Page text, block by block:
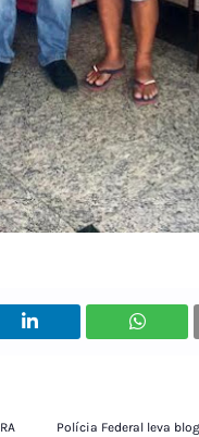
Polícia Federal leva